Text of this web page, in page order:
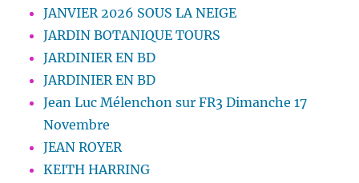
JANVIER 2026 SOUS LA NEIGE
JARDIN BOTANIQUE TOURS
JARDINIER EN BD
JARDINIER EN BD
Jean Luc Mélenchon sur FR3 Dimanche 17
Novembre
JEAN ROYER
KEITH HARRING